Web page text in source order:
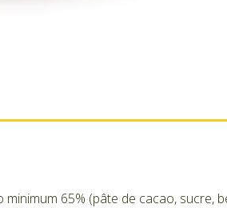
65% (pâte de cacao, sucre,